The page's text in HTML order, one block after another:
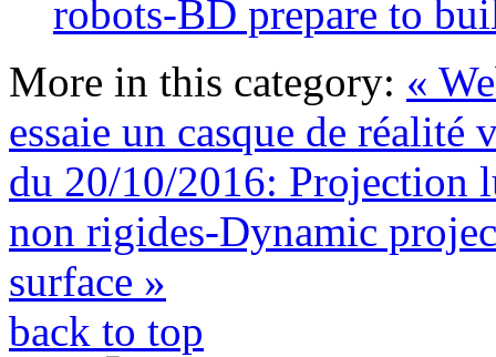
robots-BD prepare to
More in this category: «
essaie un casque de
du 20/10/2016: Projection
non rigides-Dynamic
surface »
back to top